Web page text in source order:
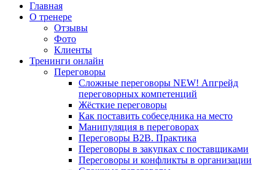
Главная
О тренере
Отзывы
Фото
Клиенты
Тренинги онлайн
Переговоры
Сложные переговоры NEW! Апгрейд
переговорных компетенций
Жёсткие переговоры
Как поставить собеседника на место
Манипуляция в переговорах
Переговоры B2B. Практика
Переговоры в закупках с поставщиками
Переговоры и конфликты в организации